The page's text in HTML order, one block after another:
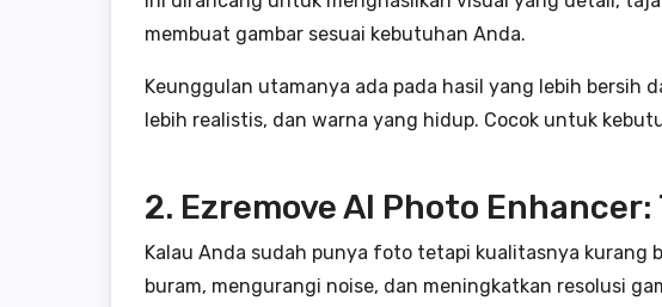
membuat gambar sesuai kebutuhan Anda.
Keunggulan utamanya ada pada hasil yang lebih bersih
lebih realistis, dan warna yang hidup. Cocok untuk
2. Ezremove AI Photo
Kalau Anda sudah punya foto tetapi kualitasnya kurang
buram, mengurangi noise, dan meningkatkan resolusi